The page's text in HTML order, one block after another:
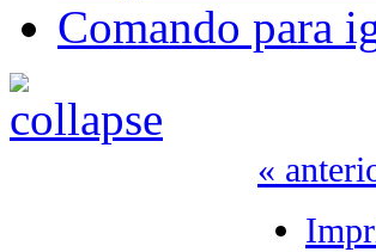
Comando para
«